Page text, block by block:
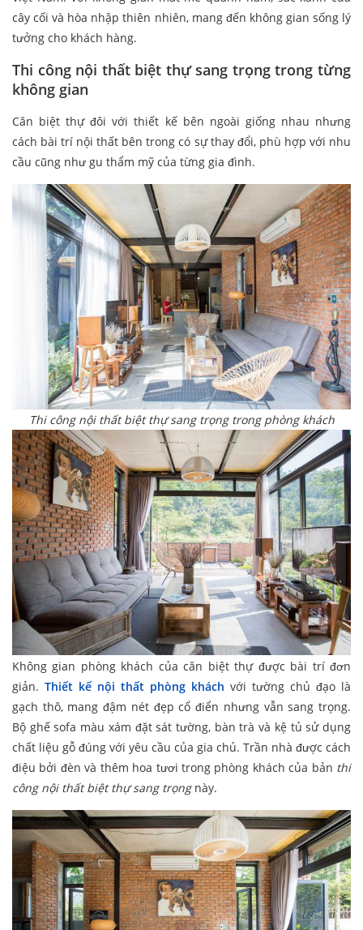
cây cối và hòa nhập thiên nhiên, mang đến không gian sống lý
tưởng cho khách hàng.
Thi công nội thất biệt thự sang trọng trong từng
không gian
Căn biệt thự đôi với thiết kế bên ngoài giống nhau nhưng
cách bài trí nội thất bên trong có sự thay đổi, phù hợp với nhu
cầu cũng như gu thẩm mỹ của từng gia đình.
Thi công nội thất biệt thự sang trọng trong phòng khách
Không gian phòng khách của căn biệt thự được bài trí đơn
giản. Thiết kế nội thất phòng khách với tường chủ đạo là
gạch thô, mang đậm nét đẹp cổ điển nhưng vẫn sang trọng.
Bộ ghế sofa màu xám đặt sát tường, bàn trà và kệ tủ sử dụng
chất liệu gỗ đúng với yêu cầu của gia chủ. Trần nhà được cách
điệu bởi đèn và thêm hoa tươi trong phòng khách của bản thi
công nội thất biệt thự sang trọngnày.